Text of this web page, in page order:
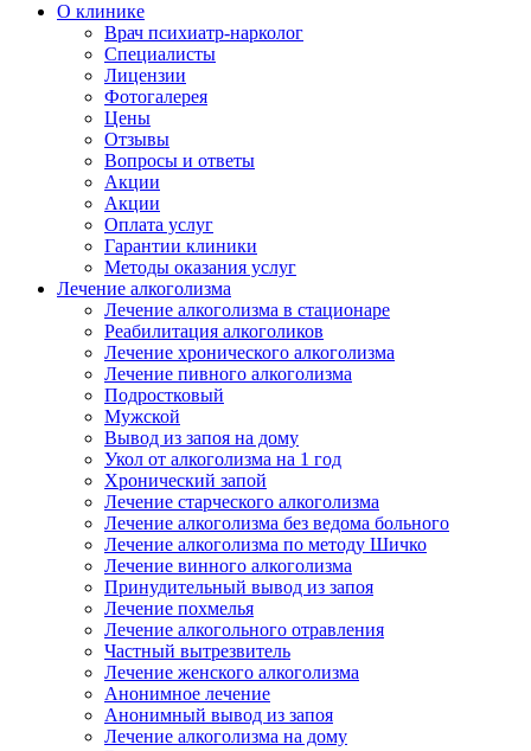
О клинике
Врач психиатр-нарколог
Специалисты
Лицензии
Фотогалерея
Цены
Отзывы
Вопросы и ответы
Акции
Акции
Оплата услуг
Гарантии клиники
Методы оказания услуг
Лечение алкоголизма
Лечение алкоголизма в стационаре
Реабилитация алкоголиков
Лечение хронического алкоголизма
Лечение пивного алкоголизма
Подростковый
Мужской
Вывод из запоя на дому
Укол от алкоголизма на 1 год
Хронический запой
Лечение старческого алкоголизма
Лечение алкоголизма без ведома больного
Лечение алкоголизма по методу Шичко
Лечение винного алкоголизма
Принудительный вывод из запоя
Лечение похмелья
Лечение алкогольного отравления
Частный вытрезвитель
Лечение женского алкоголизма
Анонимное лечение
Анонимный вывод из запоя
Лечение алкоголизма на дому